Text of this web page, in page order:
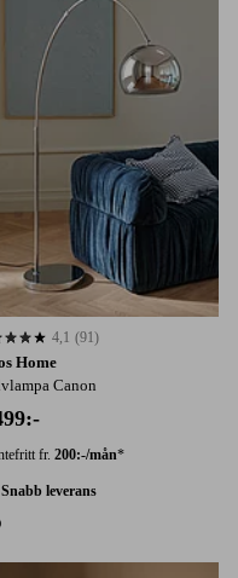
Home
Canon
fr. 200:-/mån*
Snabb leverans
på 91 st betyg
4,1 (91)